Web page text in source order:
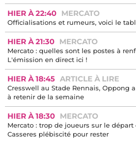
HIER À 22:40 MERCATO
Officialisations et rumeurs, voici le
HIER À 21:30 MERCATO
Mercato : quelles sont les postes à
L'émission en direct ici !
HIER À 18:45 ARTICLE À LIRE
Cresswell au Stade Rennais, Oppong
à retenir de la semaine
HIER À 18:30 MERCATO
Mercato : trop de joueurs sur le départ
Casseres plébiscité pour rester